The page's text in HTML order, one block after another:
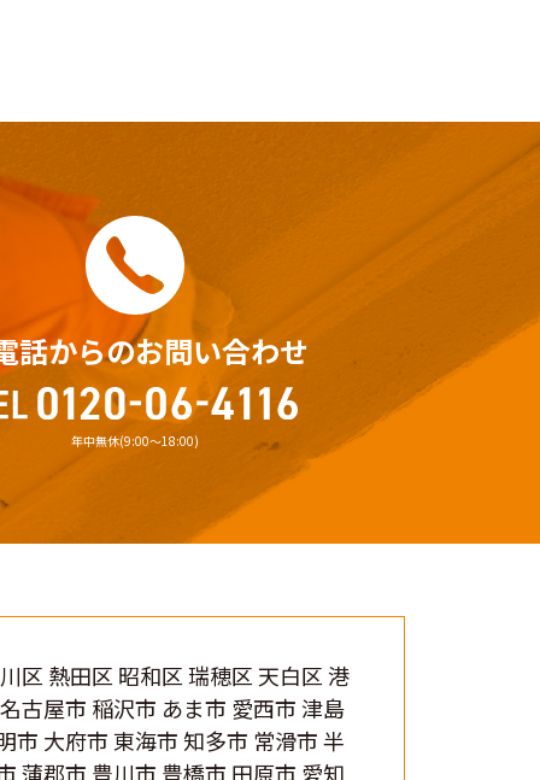
話からのお問い合わせ
年中無休(9:00〜18:00)
区 熱田区 昭和区 瑞穂区 天白区 港
古屋市 稲沢市 あま市 愛西市 津島
市 大府市 東海市 知多市 常滑市 半
蒲郡市 豊川市 豊橋市 田原市 愛知